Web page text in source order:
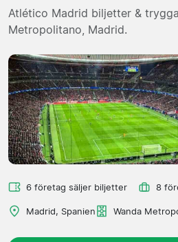
Resebyråer
Atlético Madrid biljetter &
Metropolitano, Madrid.
6 företag säljer biljetter 8
Madrid, Spanien Wanda